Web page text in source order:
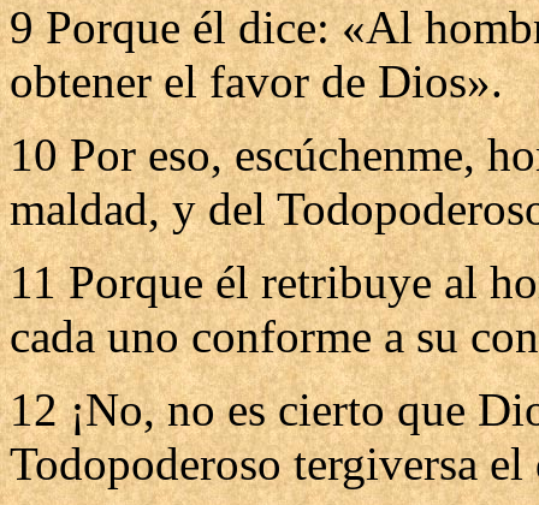
9 Porque él dice: «Al
obtener el favor de Dios».
10 Por eso, escúchenme,
maldad, y del
11 Porque él retribuye al
cada uno conforme a su
12 ¡No, no es cierto que
Todopoderoso tergiversa el